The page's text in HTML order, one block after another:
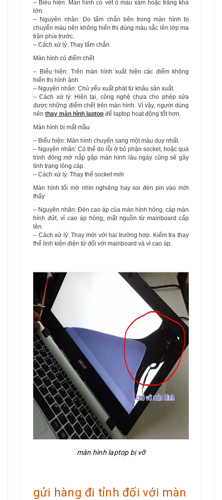
– Biểu hiện: Màn hình có vết ố màu xám hoặc trắng khá
lớn.
– Nguyên nhân: Do tấm chắn bên trong màn hình bị
chuyển màu nên không hiển thị đúng màu sắc lên lớp ma
trận phía trước.
– Cách xử lý: Thay tấm chắn
Màn hình có điểm chết
– Biểu hiện: Trên màn hình xuất hiện các điểm không
hiển thị hình ảnh.
– Nguyên nhân: Chủ yếu xuất phát từ khâu sản xuất.
– Cách xử lý: Hiện tại, công nghệ chưa cho phép sửa
được những điểm chết trên màn hình. Vì vậy, người dùng
nên thay màn hình laptop để laptop hoạt động tốt hơn.
Màn hình bị mất mầu
– Biểu hiện: Màn hình chuyển sang một màu duy nhất.
– Nguyên nhân: Có thể do lỗi ở bộ phận socket, hoặc quá
trình đóng mở nắp gập màn hình lâu ngày cũng sẽ gây
tình trạng lỏng cáp.
– Cách xử lý: Thay thế socket mới
Màn hình tối mờ nhìn nghiêng hay soi đèn pin vào mới
thấy
– Nguyên nhân: Đèn cao áp của màn hình hỏng, cáp màn
hình đứt, vỉ cao áp hỏng, mất nguồn từ mainboard cấp
lên.
– Cách xử lý: Thay mới với hai trường hợp. Kiểm tra thay
thế linh kiện điện tử đối với mainboard và vỉ cao áp.
màn hình laptop bị vỡ
gửi hàng đi tỉnh đối với màn